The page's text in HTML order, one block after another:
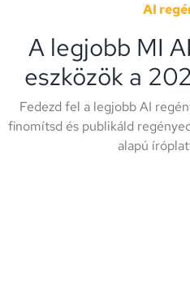
AI
A legjobb MI
eszközök a
Fedezd fel a legjobb AI
finomítsd és publikáld
alapú